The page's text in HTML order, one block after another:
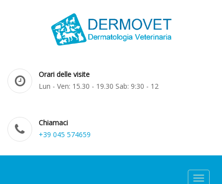
Orari delle visite
Lun - Ven: 15.30 - 19.30 Sab: 9:30 - 12
Chiamaci
+39 045 574659